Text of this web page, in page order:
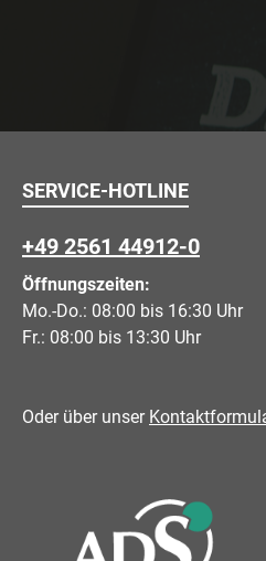
SERVICE-HOTLINE
+49 2561 44912-0
Öffnungszeiten:
Mo.-Do.: 08:00 bis 16:30 Uhr
Fr.: 08:00 bis 13:30 Uhr
Oder über unser